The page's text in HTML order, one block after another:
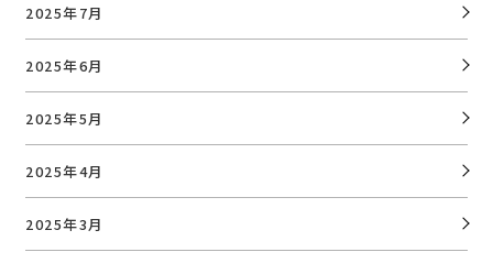
2025年7月
2025年6月
2025年5月
2025年4月
2025年3月